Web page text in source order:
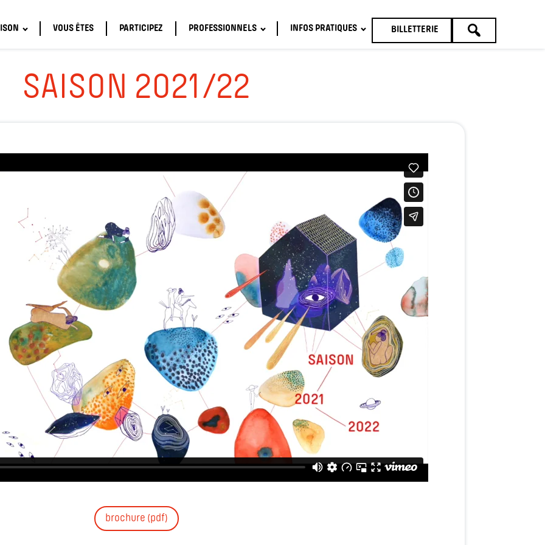
VOUS ÊTES PARTICIPEZ PROFESSIONNELS INFOS PRATIQUES BILLETTERIE
TOUTE
SAISON 2021/22
brochure (pdf)